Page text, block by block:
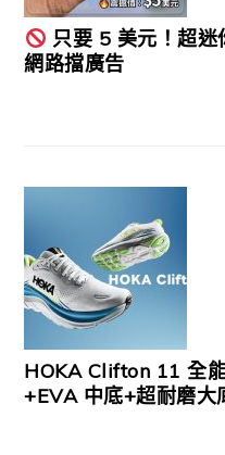
只要 5 美元！超
網路擋廣告
HOKA Clifton 11 全
+EVA 中底+超耐磨大